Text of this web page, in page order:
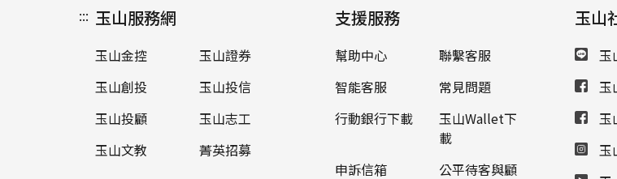
年期間免出門，在家也可以獲得健康活力、兼
享溫馨團圓的氣氛；玉山證券體貼您的需求，
即日起至2011/3/31止，不限新舊戶，當季交
易增量滿額，免抽獎免排隊，Xbox 360
Kinect遊戲機立刻帶回家；另外還有
Samsung 7吋無限機，一機在手即可輕鬆掌握
行情趨勢，享受投資優勢！此外，活動期間只
ELEVEN49元活力早餐乙份，讓您週週吃早
把握這難得的機會，玉山信用卡友可
月內同卡號之單筆消費699元(含)以上
悠遊聯名卡」購買當日電影票，享「
一人免費」，每天每人每卡限使用
人數的部分或其他玉山信用卡卡友
惠價220元起購票，每人每卡最多購
有餐飲專享2杯小可樂+1份中爆米花
元的優惠價。除此之外，玉山悠遊聯
愛的「左招財右納福」招財貓圖樣
::: 玉山服務網
玉山金控
玉山證券
玉山創投
玉山投信
玉山投顧
玉山志工
玉山文教
菁英招募
支援服務
幫助中心
聯繫客服
智能客服
常見問題
行動銀行下載
玉山Wallet下
載
申訴信箱
公平待客與顧
玉山
玉
玉
玉
玉